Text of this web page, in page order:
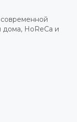
дома, HoReCa и